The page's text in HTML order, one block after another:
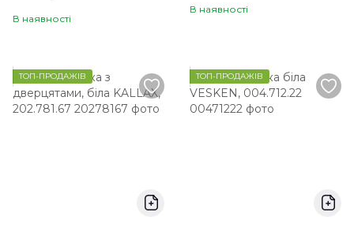
В наявності
В наявності
ТОП-ПРОДАЖІВ ТОП-ПРОДАЖІВ